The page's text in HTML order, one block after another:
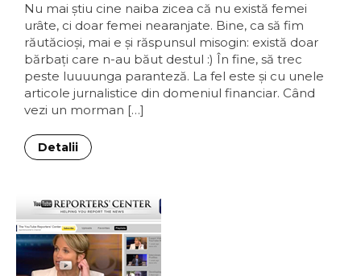
Nu mai ştiu cine naiba zicea că nu există femei
urâte, ci doar femei nearanjate. Bine, ca să fim
răutăcioşi, mai e şi răspunsul misogin: există doar
bărbaţi care n-au băut destul :) În fine, să trec
peste luuuunga paranteză. La fel este şi cu unele
articole jurnalistice din domeniul financiar. Când
vezi un morman […]
Detalii